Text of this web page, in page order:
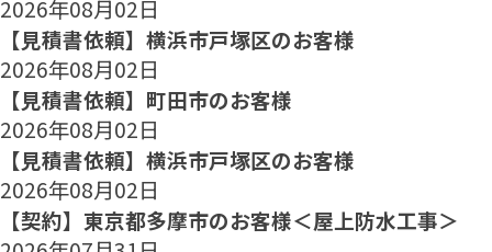
2026年08月02日
【見積書依頼】横浜市戸塚区のお客様
2026年08月02日
【見積書依頼】町田市のお客様
2026年08月02日
【見積書依頼】横浜市戸塚区のお客様
2026年08月02日
【契約】東京都多摩市のお客様＜屋上防水工事＞